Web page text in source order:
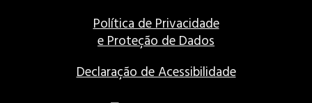
Política de Privacidade
e Proteção de Dados
Declaração de Acessibilidade